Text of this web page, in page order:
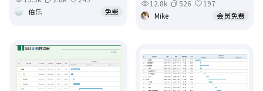
伯乐
免费
12.8k
526
197
Mike
会员免费